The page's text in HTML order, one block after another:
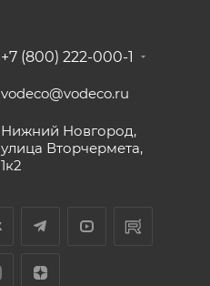
+7 (800) 222-000-1
vodeco@vodeco.ru
Нижний Новгород,
улица Вторчермета,
1к2